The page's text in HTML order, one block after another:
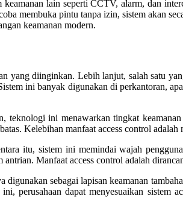
lain seperti CCTV, alarm, dan
membuka pintu tanpa izin, sistem akan
keamanan modern.
yang diinginkan. Lebih lanjut, salah satu
ini banyak digunakan di perkantoran,
teknologi ini menawarkan tingkat
Kelebihan manfaat access control
itu, sistem ini memindai wajah
Manfaat access control adalah
sebagai lapisan keamanan
perusahaan dapat menyesuaikan sistem